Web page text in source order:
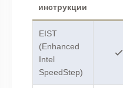
инструкции
EIST
(Enhanced
Intel
SpeedStep)